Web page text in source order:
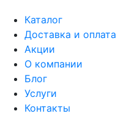
Каталог
Доставка и оплата
Акции
О компании
Блог
Услуги
Контакты